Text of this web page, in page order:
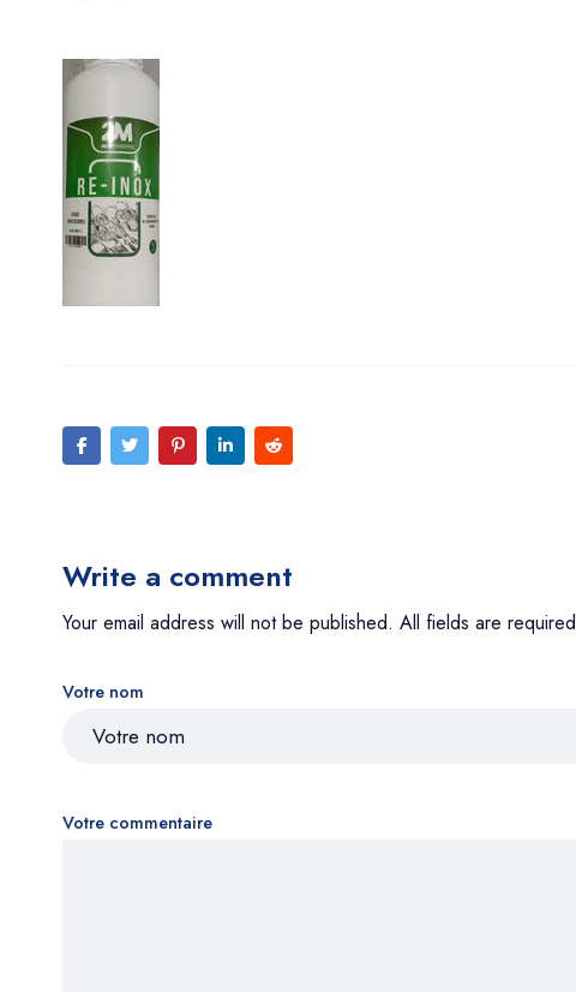
Write a comment
Your email address will not be published. All fields are required
Votre nom
Votre commentaire